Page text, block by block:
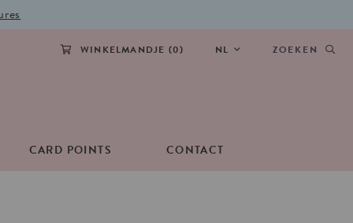
WINKELMANDJE (0) NL ZOEKEN
CARD POINTS CONTACT